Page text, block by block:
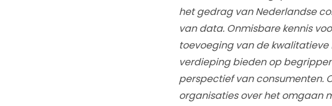
het gedrag van Nederlandse
van data. Onmisbare kennis
toevoeging van de
verdieping bieden op
perspectief van consumenten.
organisaties over het omgaan